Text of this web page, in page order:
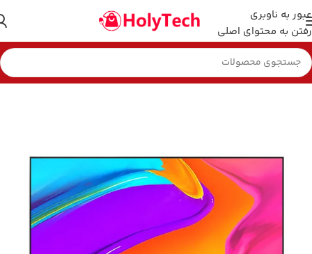
عبور به ناوبری
رفتن به محتوای اصلی
خانه مانیتور